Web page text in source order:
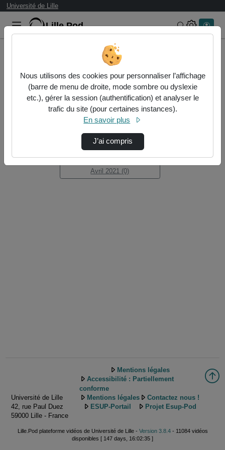
Université de Lille
Lille.Pod Rechercher
Retours d'Expérience
Min2Rien Statistiques de vues Vidéo
Retours d'Expérience
1 sous-thème trouvé dans ce thème
Avril 2021 (0)
Université de Lille
42, rue Paul Duez
59000 Lille - France
Mentions légales
Accessibilité : Partiellement
conforme
Mentions légales
Contactez nous !
ESUP-Portail
Projet Esup-Pod
Lille.Pod plateforme vidéos de Université de Lille - Version 3.8.4- 11084 vidéos
disponibles [ 147 days, 16:02:35 ]
Nous utilisons des cookies pour personnaliser l’affichage
(barre de menu de droite, mode sombre ou dyslexie
etc.), gérer la session (authentification) et analyser le
trafic du site (pour certaines instances).
En savoir plus
J’ai compris